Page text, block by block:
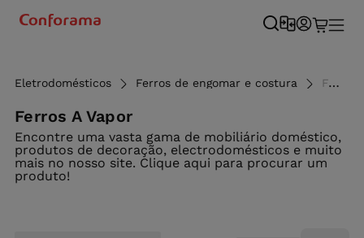
Eletrodomésticos Ferros de engomar e costura Ferros a vapor - Conforama
Ferros A Vapor
Encontre uma vasta gama de mobiliário doméstico,
produtos de decoração, electrodomésticos e muito
mais no nosso site. Clique aqui para procurar um
produto!